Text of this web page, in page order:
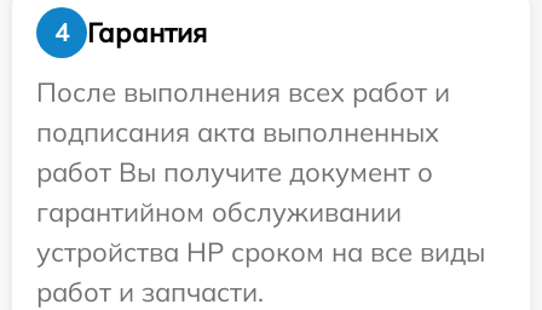
4
Гарантия
После выполнения всех работ и
подписания акта выполненных
работ Вы получите документ о
гарантийном обслуживании
устройства HP сроком на все виды
работ и запчасти.